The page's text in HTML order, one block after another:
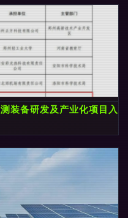
装备研发及产业化项目入